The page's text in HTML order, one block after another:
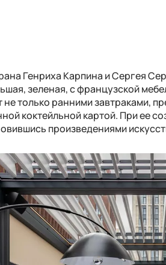
Генриха Карпина и Сергея
зеленая,с французской
не только ранними завтраками,
коктейльной картой. При ее
произведениями